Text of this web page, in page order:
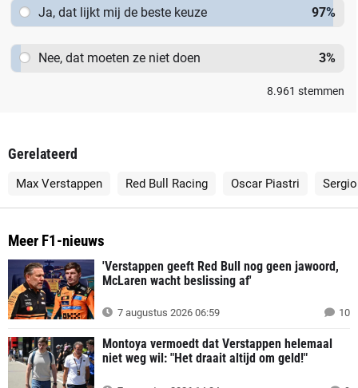
Ja, dat lijkt mij de beste keuze 97%
Nee, dat moeten ze niet doen 3%
8.961 stemmen
Gerelateerd
Max Verstappen Red Bull Racing Oscar Piastri
Meer F1-nieuws
'Verstappen geeft Red Bull nog geen jawoord,
McLaren wacht beslissing af'
7 augustus 2026 06:59 10
Montoya vermoedt dat Verstappen helemaal
niet weg wil: "Het draait altijd om geld!"